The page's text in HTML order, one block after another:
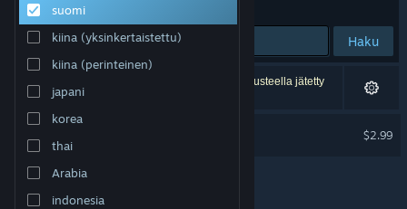
Tuki
Vaihda kieli
Hanki Steam-mobiilisovellus
Näytä työpöytäsivusto
suomi
kiina (yksinkertaistettu)
kiina (perinteinen)
japani
korea
thai
Arabia
indonesia
Järjestelyperuste
Haku
1 tulos vastaa hakuasi. 2 peliä on asetustesi perusteella jätetty
pois.
$2.99